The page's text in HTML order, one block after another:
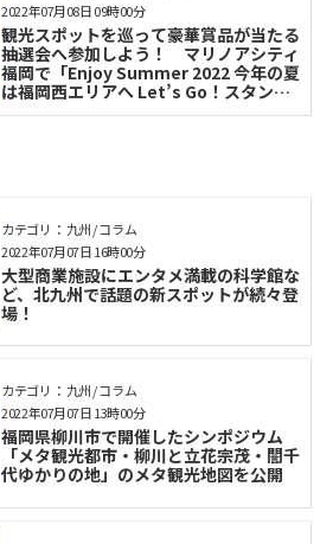
観光スポットを巡って豪華賞品が当たる
抽選会へ参加しよう！ マリノアシティ
福岡で「Enjoy Summer 2022 今年の夏
は福岡西エリアへ Let’s Go！スタンプ
ラリー」を開催
2022年07月08日 09時00分
カテゴリ： 九州 / コラム
大型商業施設にエンタメ満載の科学館な
ど、北九州で話題の新スポットが続々登
場！
2022年07月07日 16時00分
カテゴリ： 九州 / コラム
福岡県柳川市で開催したシンポジウム
「メタ観光都市・柳川と立花宗茂・誾千
代ゆかりの地」のメタ観光地図を公開
2022年07月07日 13時00分